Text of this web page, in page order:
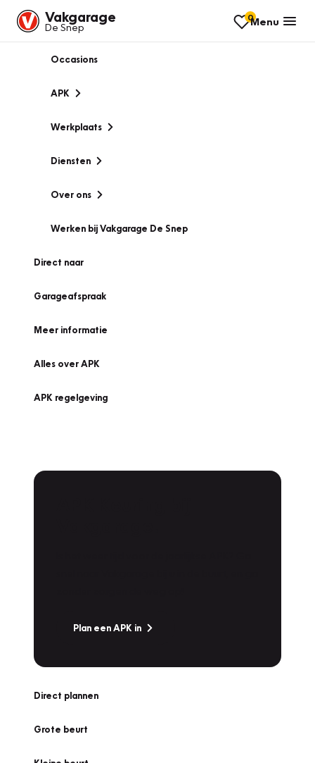
Vakgarage
De Snep
0Menu
Occasions
APK
Werkplaats
Diensten
Over ons
Werken bij Vakgarage De Snep
Direct naar
Garageafspraak
Meer informatie
Alles over APK
APK regelgeving
Plan een APK in
Direct plannen
Grote beurt